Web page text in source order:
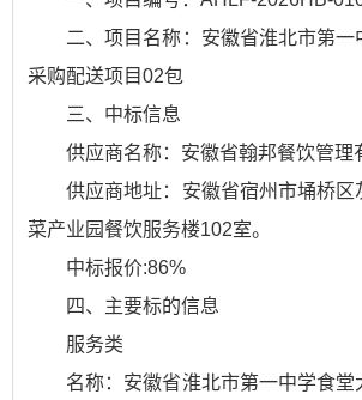
二、项目名称：安徽省淮北市第
采购配送项目02包
三、中标信息
供应商名称：安徽省翰邦餐饮管理
供应商地址：安徽省宿州市埇桥区
菜产业园餐饮服务楼102室。
中标报价:86%
四、主要标的信息
服务类
名称：安徽省淮北市第一中学食